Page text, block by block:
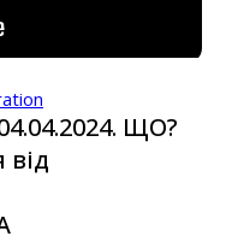
ЩО?
від